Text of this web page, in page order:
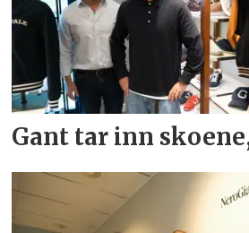
Gant tar inn